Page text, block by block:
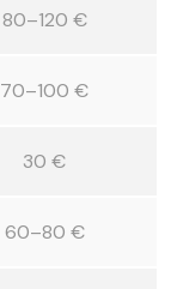
80–120 €
70–100 €
30 €
60–80 €